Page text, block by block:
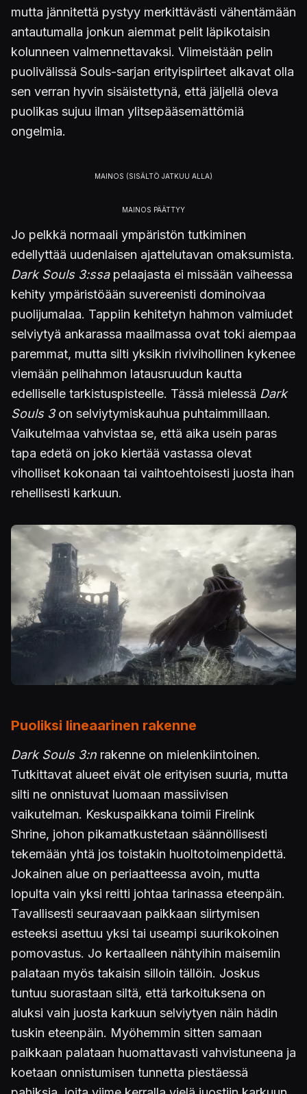
mutta jännitettä pystyy merkittävästi vähentämään
antautumalla jonkun aiemmat pelit läpikotaisin
kolunneen valmennettavaksi. Viimeistään pelin
puolivälissä Souls-sarjan erityispiirteet alkavat olla
sen verran hyvin sisäistettynä, että jäljellä oleva
puolikas sujuu ilman ylitsepääsemättömiä
ongelmia.
Jo pelkkä normaali ympäristön tutkiminen
edellyttää uudenlaisen ajattelutavan omaksumista.
Dark Souls 3:ssapelaajasta ei missään vaiheessa
kehity ympäristöään suvereenisti dominoivaa
puolijumalaa. Tappiin kehitetyn hahmon valmiudet
selviytyä ankarassa maailmassa ovat toki aiempaa
paremmat, mutta silti yksikin rivivihollinen kykenee
viemään pelihahmon latausruudun kautta
edelliselle tarkistuspisteelle. Tässä mielessä Dark
Souls 3on selviytymiskauhua puhtaimmillaan.
Vaikutelmaa vahvistaa se, että aika usein paras
tapa edetä on joko kiertää vastassa olevat
viholliset kokonaan tai vaihtoehtoisesti juosta ihan
rehellisesti karkuun.
Kuva
Puoliksi lineaarinen rakenne
Dark Souls 3:n rakenne on mielenkiintoinen.
Tutkittavat alueet eivät ole erityisen suuria, mutta
silti ne onnistuvat luomaan massiivisen
vaikutelman. Keskuspaikkana toimii Firelink
Shrine, johon pikamatkustetaan säännöllisesti
tekemään yhtä jos toistakin huoltotoimenpidettä.
Jokainen alue on periaatteessa avoin, mutta
lopulta vain yksi reitti johtaa tarinassa eteenpäin.
Tavallisesti seuraavaan paikkaan siirtymisen
esteeksi asettuu yksi tai useampi suurikokoinen
pomovastus. Jo kertaalleen nähtyihin maisemiin
palataan myös takaisin silloin tällöin. Joskus
tuntuu suorastaan siltä, että tarkoituksena on
aluksi vain juosta karkuun selviytyen näin hädin
tuskin eteenpäin. Myöhemmin sitten samaan
paikkaan palataan huomattavasti vahvistuneena ja
koetaan onnistumisen tunnetta piestäessä